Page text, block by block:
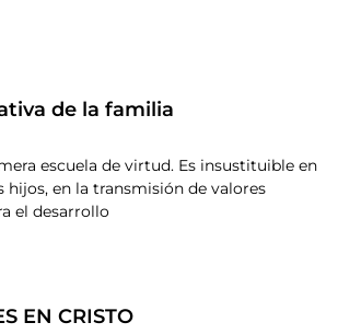
de la familia
escuela de virtud. Es insustituible en
hijos, en la transmisión de valores
el desarrollo
EN CRISTO